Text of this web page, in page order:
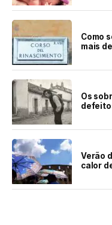
Como
mais
Os
Verão
calor